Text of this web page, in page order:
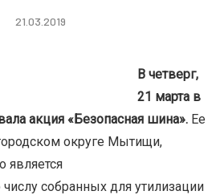
21.03.2019
В четверг,
21 марта в
акция «Безопасная шина». Ее
округе Мытищи,
является
собранных для утилизации